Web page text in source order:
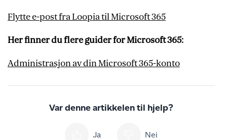
Flytte e-post fra Loopia til Microsoft 365
Her finner du flere guider for Microsoft 365:
Administrasjon av din Microsoft 365-konto
Var denne artikkelen til hjelp?
Ja Nei